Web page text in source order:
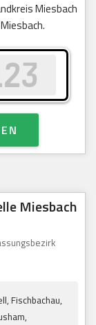
Miesbach
Miesbach
Fischbachau,